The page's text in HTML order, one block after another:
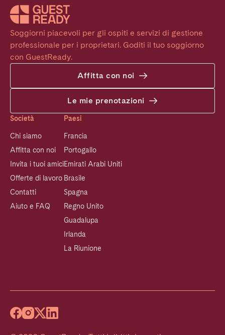
Soggiorni piacevoli per gli ospiti e servizi di gestione
professionale per i proprietari. Goditi il tuo soggiorno
con GuestReady.
Affitta con noi
Le mie prenotazioni
Società
Chi siamo
Affitta con noi
Invita i tuoi amici
Offerte di lavoro
Contatti
Aiuto e FAQ
Paesi
Francia
Portogallo
Emirati Arabi Uniti
Brasile
Spagna
Regno Unito
Guadalupa
Irlanda
La Riunione